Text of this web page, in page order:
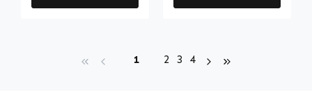
Seite
1 Seite
2 Seite
3 Seite
4